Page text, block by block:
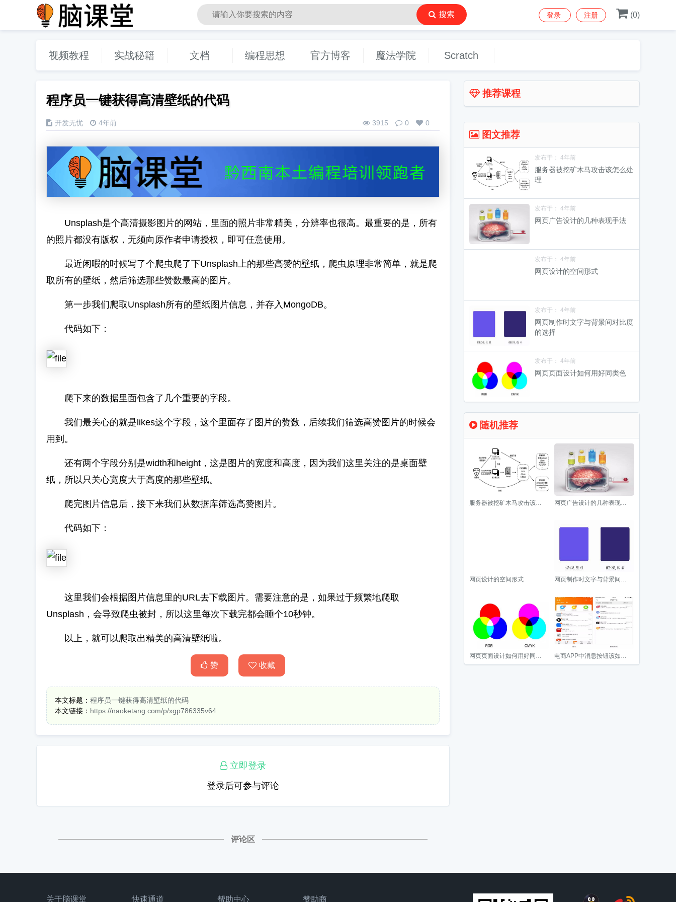
脑课堂编程教育
搜索 (0)
登录 注册
视频教程 实战秘籍 文档 编程思想 官方博客 魔法学院 Scratch
程序员一键获得高清壁纸的代码
开发无忧 4年前 3915 0 0
Unsplash是个高清摄影图片的网站，里面的照片非常精美，分辨率也很高。最重要的是，所有
的照片都没有版权，无须向原作者申请授权，即可任意使用。
最近闲暇的时候写了个爬虫爬了下Unsplash上的那些高赞的壁纸，爬虫原理非常简单，就是爬
取所有的壁纸，然后筛选那些赞数最高的图片。
第一步我们爬取Unsplash所有的壁纸图片信息，并存入MongoDB。
代码如下：
爬下来的数据里面包含了几个重要的字段。
我们最关心的就是likes这个字段，这个里面存了图片的赞数，后续我们筛选高赞图片的时候会
用到。
还有两个字段分别是width和height，这是图片的宽度和高度，因为我们这里关注的是桌面壁
纸，所以只关心宽度大于高度的那些壁纸。
爬完图片信息后，接下来我们从数据库筛选高赞图片。
代码如下：
这里我们会根据图片信息里的URL去下载图片。需要注意的是，如果过于频繁地爬取
Unsplash，会导致爬虫被封，所以这里每次下载完都会睡个10秒钟。
以上，就可以爬取出精美的高清壁纸啦。
赞 收藏
本文标题： 程序员一键获得高清壁纸的代码
本文链接： https://naoketang.com/p/xgp786335v64
立即登录
登录后可参与评论
评论区
推荐课程
图文推荐
发布于： 4年前
服务器被挖矿木马攻击该怎么处
理
发布于： 4年前
网页广告设计的几种表现手法
发布于： 4年前
网页设计的空间形式
发布于： 4年前
网页制作时文字与背景间对比度
的选择
发布于： 4年前
网页页面设计如何用好同类色
随机推荐
服务器被挖矿木马攻击该怎么处理 网页广告设计的几种表现手法
网页设计的空间形式 网页制作时文字与背景间对比度的选择
网页页面设计如何用好同类色 电商APP中消息按钮该如何设计
关于脑课堂 快速通道 帮助中心 赞助商